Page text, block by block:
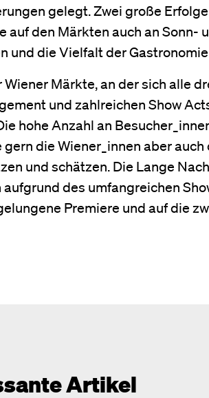
gelegt. Zwei große
auf den Märkten auch an Sonn-
und die Vielfalt der
Märkte, an der sich alle
und zahlreichen Show
hohe Anzahl an
die Wiener_innen aber
und schätzen. Die Lange
des umfangreichen
Premiere und auf die
Artikel